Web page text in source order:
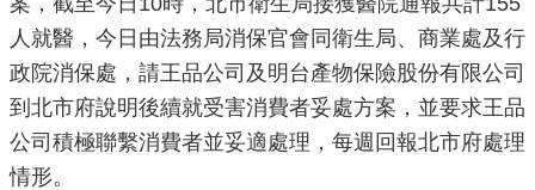
息
機
關
介
紹
人就醫，今日由法務局消保官會同衛生局、商業處及行
政院消保處，請王品公司及明台產物保險股份有限公司
到北市府說明後續就受害消費者妥處方案，並要求王品
公司積極聯繫消費者並妥適處理，每週回報北市府處理
情形。